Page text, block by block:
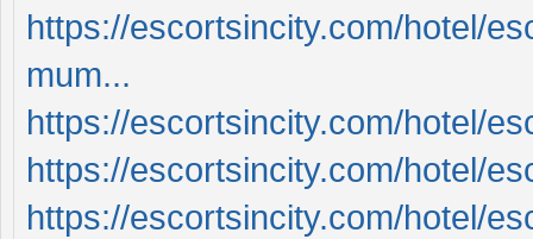
https://escortsincity.com/hotel/
mum...
https://escortsincity.com/hotel/
https://escortsincity.com/hotel/
https://escortsincity.com/hotel/